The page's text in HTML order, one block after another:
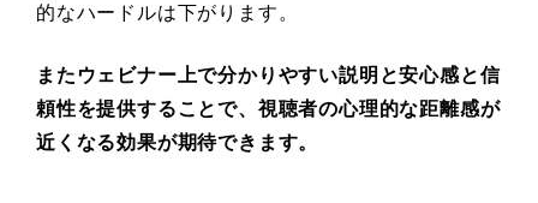
的なハードルは下がります。
またウェビナー上で分かりやすい説明と安心感と信
頼性を提供することで、視聴者の心理的な距離感が
近くなる効果が期待できます。